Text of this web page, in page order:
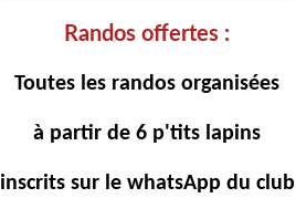
Randos offertes :
Toutes les randos organisées
à partir de 6 p'tits lapins
inscrits sur le whatsApp du club